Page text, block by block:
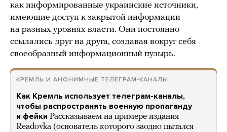
как информированные украинские источники,
имеющие доступ к закрытой информации
на разных уровнях власти. Они постоянно
ссылались друг на друга, создавая вокруг себя
своеобразный информационный пузырь.
КРЕМЛЬ И АНОНИМНЫЕ ТЕЛЕГРАМ-КАНАЛЫ
Как Кремль использует телеграм-каналы,
чтобы распространять военную пропаганду
и фейки Рассказываем на примере издания
Readovka (основатель которого заодно пытался